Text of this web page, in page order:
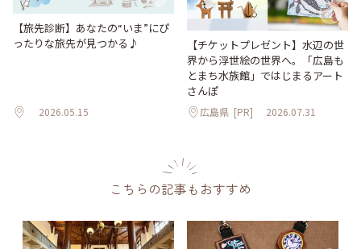
【旅先診断】あなたの“いま”にぴ
ったりな旅先が見つかる♪
2026.05.15
【チケットプレゼント】水辺の世
界から浮世絵の世界へ。「広島も
とまち水族館」ではじまるアート
さんぽ
広島県 [PR] 2026.07.31
こちらの記事もおすすめ